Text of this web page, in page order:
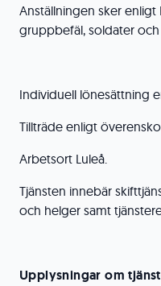
Anställningen sker enligt
gruppbefäl, soldater och
Individuell lönesättning
Tillträde enligt
Arbetsort Luleå.
Tjänsten innebär
och helger samt
Upplysningar om